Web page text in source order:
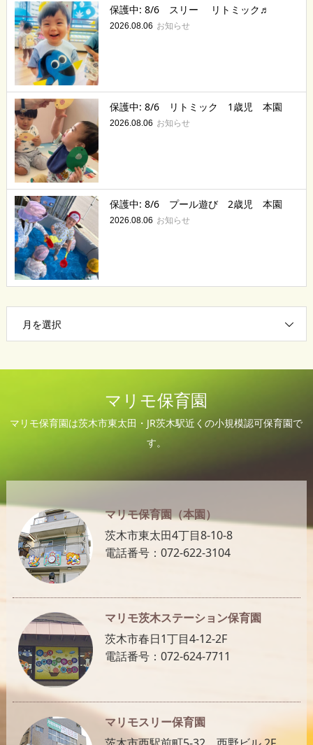
保護中: 8/6 スリー リトミック♬
2026.08.06 お知らせ
保護中: 8/6 リトミック 1歳児 本園
2026.08.06 お知らせ
保護中: 8/6 プール遊び 2歳児 本園
2026.08.06 お知らせ
月を選択
マリモ保育園
マリモ保育園は茨木市東太田・JR茨木駅近くの小規模認可保育園で
す。
マリモ保育園（本園）
茨木市東太田4丁目8-10-8
電話番号：072-622-3104
マリモ茨木ステーション保育園
茨木市春日1丁目4-12-2F
電話番号：072-624-7711
マリモスリー保育園